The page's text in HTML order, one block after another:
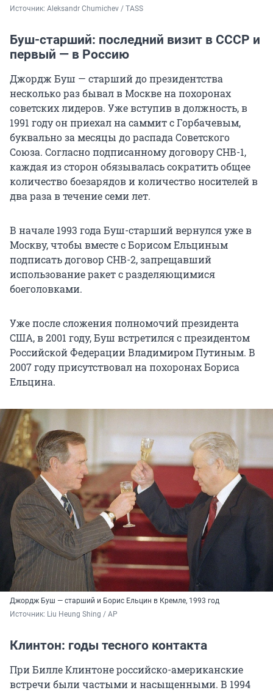
Источник: Aleksandr Chumichev / TASS
Буш-старший: последний визит в СССР и
первый — в Россию
Джордж Буш — старший до президентства
несколько раз бывал в Москве на похоронах
советских лидеров. Уже вступив в должность, в
1991 году он приехал на саммит с Горбачевым,
буквально за месяцы до распада Советского
Союза. Согласно подписанному договору СНВ-1,
каждая из сторон обязывалась сократить общее
количество боезарядов и количество носителей в
два раза в течение семи лет.
В начале 1993 года Буш-старший вернулся уже в
Москву, чтобы вместе с Борисом Ельциным
подписать договор СНВ-2, запрещавший
использование ракет с разделяющимися
боеголовками.
Уже после сложения полномочий президента
США, в 2001 году, Буш встретился с президентом
Российской Федерации Владимиром Путиным. В
2007 году присутствовал на похоронах Бориса
Ельцина.
Джордж Буш — старший и Борис Ельцин в Кремле, 1993 год
Источник: Liu Heung Shing / AP
Клинтон: годы тесного контакта
При Билле Клинтоне российско-американские
встречи были частыми и насыщенными. В 1994